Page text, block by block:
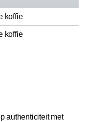
koffie
koffie
authenticiteit met